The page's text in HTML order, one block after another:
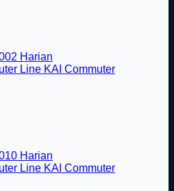
Harian
Line KAI Commuter
Harian
Line KAI Commuter